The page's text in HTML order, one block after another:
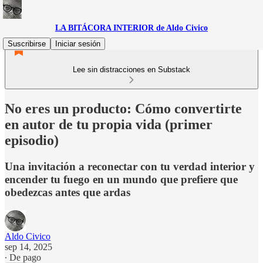
LA BITÁCORA INTERIOR de Aldo Civico
Suscribirse
Iniciar sesión
Lee sin distracciones en Substack
No eres un producto: Cómo convertirte
en autor de tu propia vida (primer
episodio)
Una invitación a reconectar con tu verdad interior y
encender tu fuego en un mundo que prefiere que
obedezcas antes que ardas
Aldo Civico
sep 14, 2025
∙ De pago